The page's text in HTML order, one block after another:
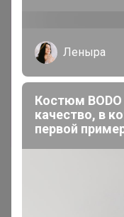
220
и
Стоп
Леныра
Костюм
качество, в
первой